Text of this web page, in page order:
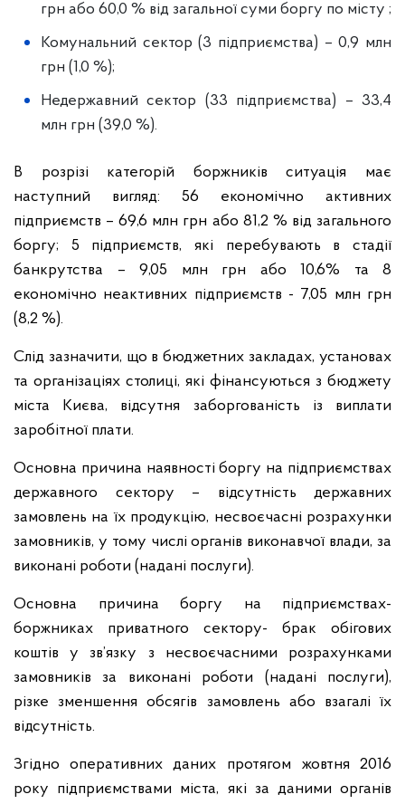
грн або 60,0 % від загальної суми боргу по місту ;
Комунальний сектор (3 підприємства) – 0,9 млн
грн (1,0 %);
Недержавний сектор (33 підприємства) – 33,4
млн грн (39,0 %).
В розрізі категорій боржників ситуація має
наступний вигляд: 56 економічно активних
підприємств – 69,6 млн грн або 81,2 % від загального
боргу; 5 підприємств, які перебувають в стадії
банкрутства – 9,05 млн грн або 10,6% та 8
економічно неактивних підприємств - 7,05 млн грн
(8,2 %).
Слід зазначити, що в бюджетних закладах, установах
та організаціях столиці, які фінансуються з бюджету
міста Києва, відсутня заборгованість із виплати
заробітної плати.
Основна причина наявності боргу на підприємствах
державного сектору – відсутність державних
замовлень на їх продукцію, несвоєчасні розрахунки
замовників, у тому числі органів виконавчої влади, за
виконані роботи (надані послуги).
Основна причина боргу на підприємствах-
боржниках приватного сектору- брак обігових
коштів у зв’язку з несвоєчасними розрахунками
замовників за виконані роботи (надані послуги),
різке зменшення обсягів замовлень або взагалі їх
відсутність.
Згідно оперативних даних протягом жовтня 2016
року підприємствами міста, які за даними органів